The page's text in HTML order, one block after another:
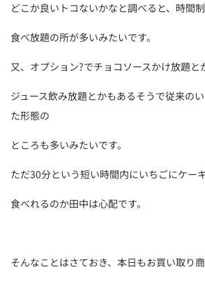
どこか良いトコないかなと調べると、時間
食べ放題の所が多いみたいです。
又、オプション?でチョコソースかけ放題と
ジュース飲み放題とかもあるそうで従来の
た形態の
ところも多いみたいです。
ただ30分という短い時間内にいちごにケー
食べれるのか田中は心配です。
そんなことはさておき、本日もお買い取り